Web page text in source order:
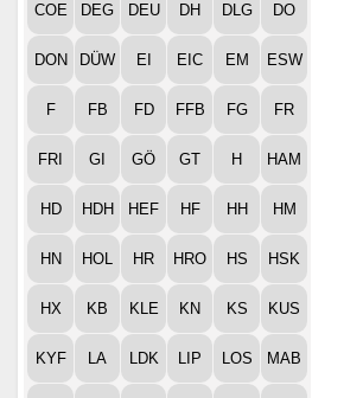
COE DEG DEU DH DLG DO
DON DÜW EI EIC EM ESW
F FB FD FFB FG FR
FRI GI GÖ GT H HAM
HD HDH HEF HF HH HM
HN HOL HR HRO HS HSK
HX KB KLE KN KS KUS
KYF LA LDK LIP LOS MAB